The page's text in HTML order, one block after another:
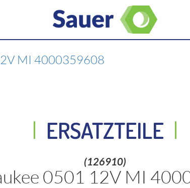
MI 4000359608
ERSATZTEILE
(126910)
0501 12V MI